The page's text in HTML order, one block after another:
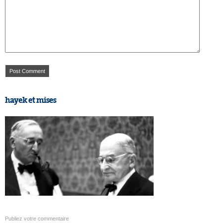
hayek et mises
Publiez votre commentaire